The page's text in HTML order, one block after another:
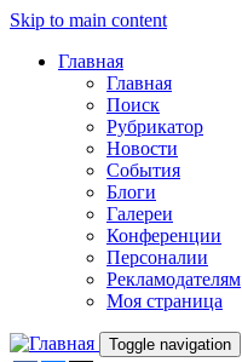
Skip to main content
Главная
Главная
Поиск
Рубрикатор
Новости
События
Блоги
Галереи
Конференции
Персоналии
Рекламодателям
Моя страница
Toggle navigation